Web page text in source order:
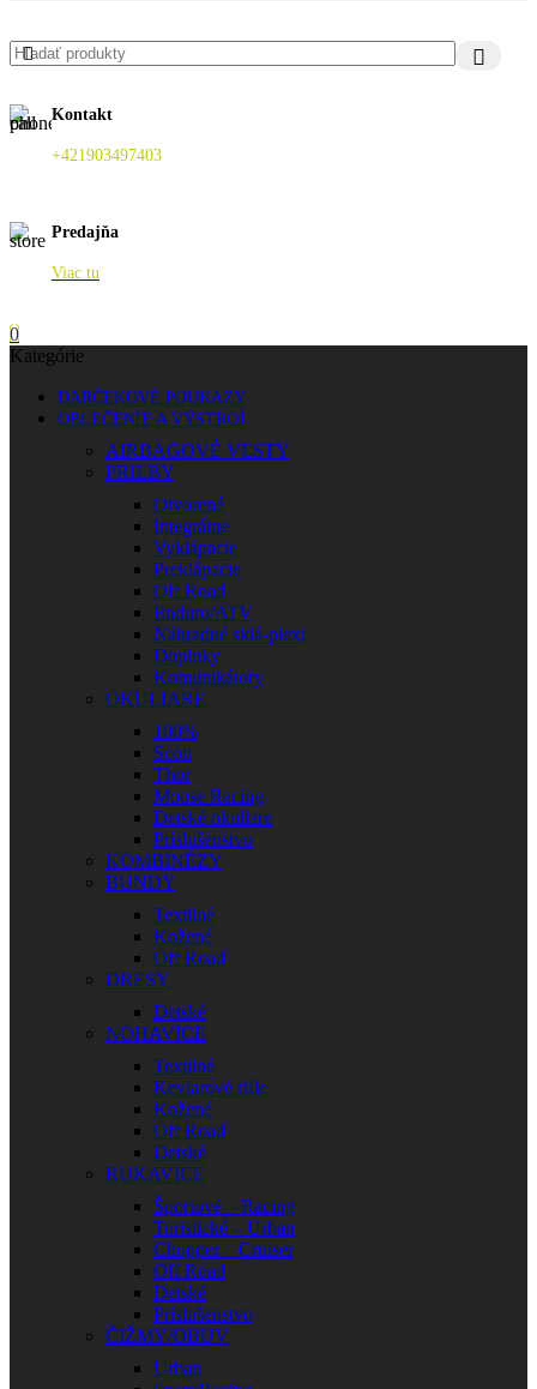
Kontakt
+421903497403
Predajňa
Viac tu
0
Kategórie
DARČEKOVÉ POUKAZY
OBLEČENIE A VÝSTROJ
AIRBAGOVÉ VESTY
PRILBY
Otvorené
Integrálne
Vyklápacie
Preklápacie
Off Road
Enduro/ATV
Náhradné sklá-plexi
Doplnky
Komunikátory
OKULIARE
100%
Scott
Thor
Moose Racing
Detské okuliare
Príslušenstvo
KOMBINÉZY
BUNDY
Textilné
Kožené
Off Road
DRESY
Detské
NOHAVICE
Textilné
Kevlarové rifle
Kožené
Off Road
Detské
RUKAVICE
Športové – Racing
Turistické – Urban
Chopper – Cruiser
Off Road
Detské
Príslušenstvo
ČIŽMY/OBUV
Urban